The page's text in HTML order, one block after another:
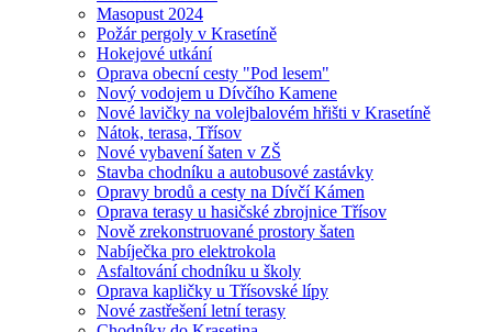
Masopust 2024
Požár pergoly v Krasetíně
Hokejové utkání
Oprava obecní cesty "Pod lesem"
Nový vodojem u Dívčího Kamene
Nové lavičky na volejbalovém hřišti v Krasetíně
Nátok, terasa, Třísov
Nové vybavení šaten v ZŠ
Stavba chodníku a autobusové zastávky
Opravy brodů a cesty na Dívčí Kámen
Oprava terasy u hasičské zbrojnice Třísov
Nově zrekonstruované prostory šaten
Nabíječka pro elektrokola
Asfaltování chodníku u školy
Oprava kapličky u Třísovské lípy
Nové zastřešení letní terasy